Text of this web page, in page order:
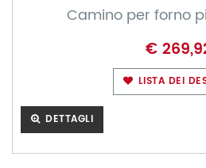
Camino per forno
€
LISTA DEI
DETTAGLI